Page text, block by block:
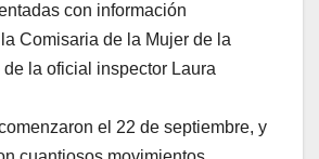
con información
Comisaria de la Mujer de la
la oficial inspector Laura
el 22 de septiembre, y